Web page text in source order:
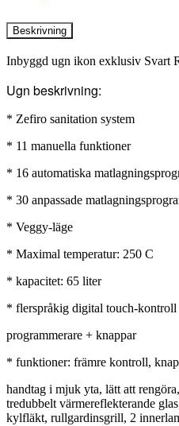
Beskrivning
Inbyggd ugn ikon exklusiv Svart
Ugn beskrivning:
* Zefiro sanitation system
* 11 manuella funktioner
* 16 automatiska
* 30 anpassade
* Veggy-läge
* Maximal temperatur: 250 C
* kapacitet: 65 liter
* flerspråkig digital touch-kontroll
programmerare + knappar
* funktioner: främre kontroll,
handtag i mjuk yta, lätt att
tredubbelt värmereflekterande
kylfläkt, rullgardinsgrill, 2